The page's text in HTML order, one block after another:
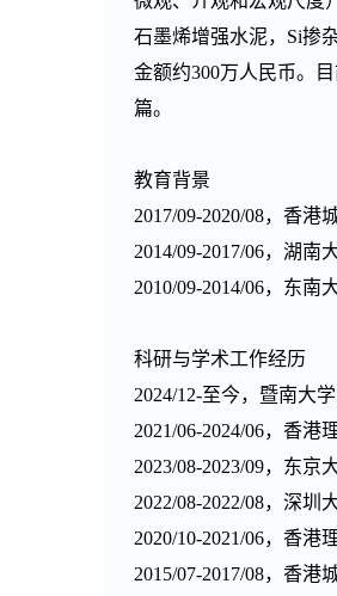
石墨烯增强水泥，Si掺
金额约300万人民币。
篇。
教育背景
2017/09-2020/08，香
2014/09-2017/06，湖
2010/09-2014/06，东
科研与学术工作经历
2024/12-至今，暨南大
2021/06-2024/06，香港
2023/08-2023/09，东
2022/08-2022/08，深
2020/10-2021/06，香
2015/07-2017/08，香